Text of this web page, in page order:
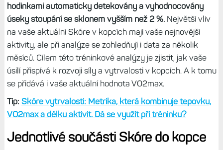
hodinkami automaticky detekovány a vyhodnocovány
úseky stoupání se sklonem vyšším než 2 %.Největší vliv
na vaše aktuální Skóre v kopcích mají vaše nejnovější
aktivity, ale při analýze se zohledňují i data za několik
měsíců. Cílem této tréninkové analýzy je zjistit, jak vaše
úsilí přispívá k rozvoji síly a vytrvalosti v kopcích. A k tomu
se přidává i vaše aktuální hodnota VO2max.
Tip: Skóre vytrvalosti: Metrika, která kombinuje tepovku,
VO2max a délku aktivit. Dá se využít při tréninku?
Jednotlivé součásti Skóre do kopce